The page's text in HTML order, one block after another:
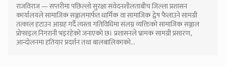
राजविराज — सप्तरीमा पछिल्लो सुरक्षा संवेदनशीलताबीच जिल्ला प्रशासन
कार्यालयले सामाजिक सञ्जालमार्फत धार्मिक वा सामाजिक द्वेष फैलाउने सामग्री
तत्काल हटाउन आग्रह गर्दै त्यस्ता गतिविधिमा संलग्न व्यक्तिको सामाजिक सञ्जाल
प्रोफाइल निगरानी भइरहेको जनाएको छ। प्रशासनले भ्रामक सामग्री प्रसारण,
आन्दोलनमा हतियार प्रदर्शन तथा बालबालिकाको...